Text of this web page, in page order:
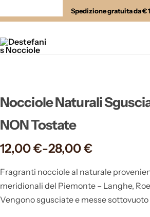
Spedizione gratuita da €
Nocciole Naturali
NON Tostate
12,00€-28,00€
Fragranti nocciole al naturale
meridionali del Piemonte – Langhe,
Vengono sgusciate e messe
Brochure Italiana